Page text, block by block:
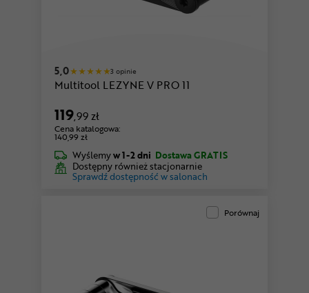
5,0 3 opinie
Multitool LEZYNE V PRO 11
119,99 zł
Cena katalogowa:
140,99 zł
Wyślemyw 1-2 dni Dostawa GRATIS
Dostępny również stacjonarnie
Sprawdź dostępność w salonach
Porównaj